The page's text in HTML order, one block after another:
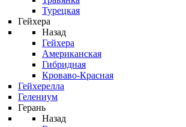
Турецкая
Гейхера
Назад
Гейхера
Американская
Гибридная
Кроваво-Красная
Гейхерелла
Гелениум
Герань
Назад